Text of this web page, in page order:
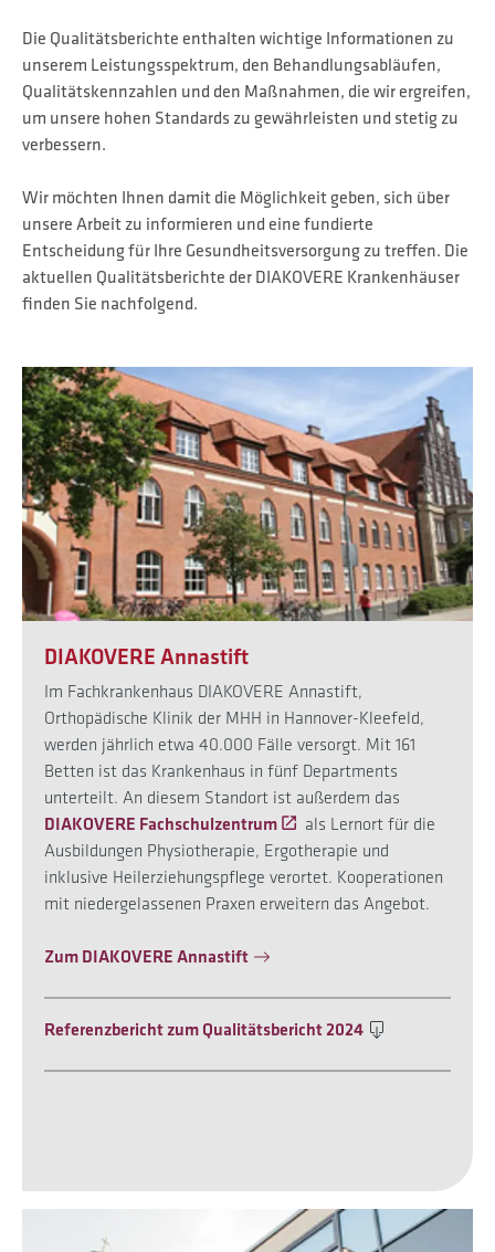
Die Qualitätsberichte enthalten wichtige Informationen zu
unserem Leistungsspektrum, den Behandlungsabläufen,
Qualitätskennzahlen und den Maßnahmen, die wir ergreifen,
um unsere hohen Standards zu gewährleisten und stetig zu
verbessern.
Wir möchten Ihnen damit die Möglichkeit geben, sich über
unsere Arbeit zu informieren und eine fundierte
Entscheidung für Ihre Gesundheitsversorgung zu treffen. Die
aktuellen Qualitätsberichte der DIAKOVERE Krankenhäuser
finden Sie nachfolgend.
DIAKOVERE Annastift
Im Fachkrankenhaus DIAKOVERE Annastift,
Orthopädische Klinik der MHH in Hannover-Kleefeld,
werden jährlich etwa 40.000 Fälle versorgt. Mit 161
Betten ist das Krankenhaus in fünf Departments
unterteilt. An diesem Standort ist außerdem das
DIAKOVERE Fachschulzentrum
als Lernort für die
Ausbildungen Physiotherapie, Ergotherapie und
inklusive Heilerziehungspflege verortet. Kooperationen
mit niedergelassenen Praxen erweitern das Angebot.
Zum DIAKOVERE Annastift
Referenzbericht zum Qualitätsbericht 2024